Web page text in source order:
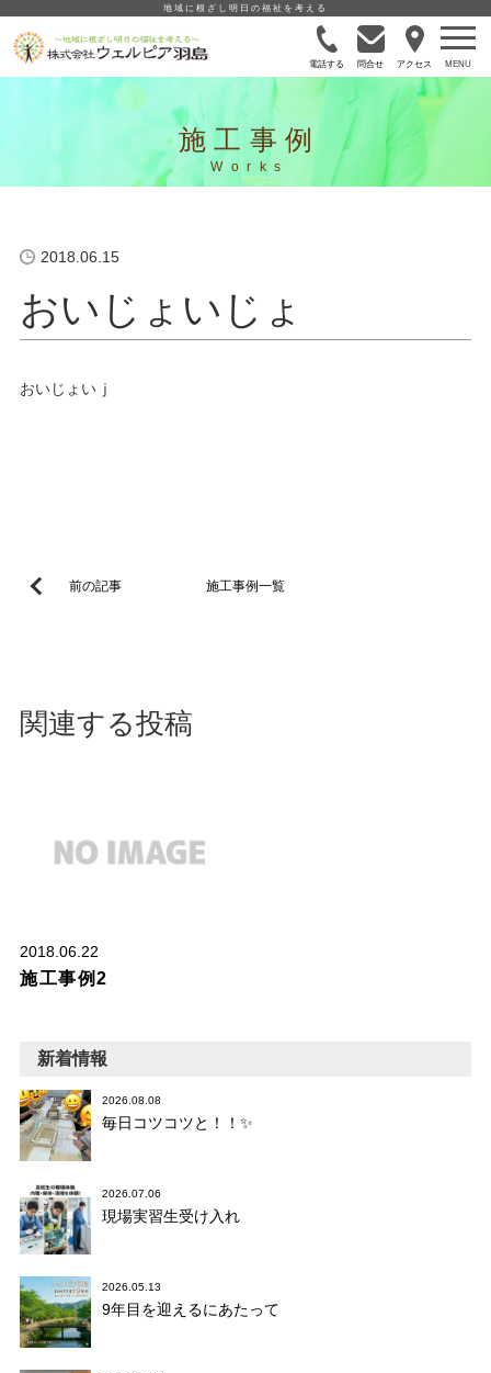
地域に根ざし明日の福祉を考える
電話する 問合せ アクセス
施工事例
2018.06.15
おいじょいじょ
おいじょいｊ
前の記事 施工事例一覧
関連する投稿
2018.06.22
施工事例2
新着情報
2026.08.08
毎日コツコツと！！✨
2026.07.06
現場実習生受け入れ
2026.05.13
9年目を迎えるにあたって